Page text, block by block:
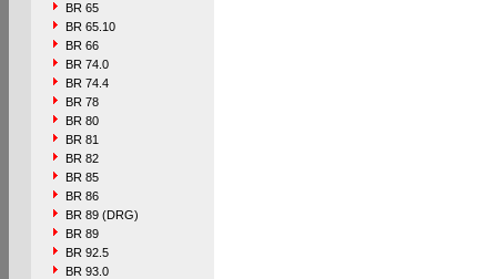
BR 65
BR 65.10
BR 66
BR 74.0
BR 74.4
BR 78
BR 80
BR 81
BR 82
BR 85
BR 86
BR 89 (DRG)
BR 89
BR 92.5
BR 93.0